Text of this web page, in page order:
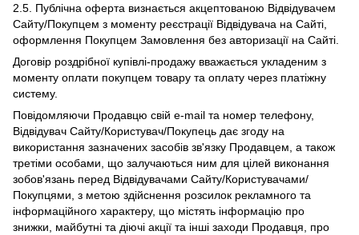
2.5. Публічна оферта визнається акцептованою Відвідувачем
Сайту/Покупцем з моменту реєстрації Відвідувача на Сайті,
оформлення Покупцем Замовлення без авторизації на Сайті.
Договір роздрібної купівлі-продажу вважається укладеним з
моменту оплати покупцем товару та оплату через платіжну
систему.
Повідомляючи Продавцю свій e-mail та номер телефону,
Відвідувач Сайту/Користувач/Покупець дає згоду на
використання зазначених засобів зв'язку Продавцем, а також
третіми особами, що залучаються ним для цілей виконання
зобов'язань перед Відвідувачами Сайту/Користувачами/
Покупцями, з метою здійснення розсилок рекламного та
інформаційного характеру, що містять інформацію про
знижки, майбутні та діючі акції та інші заходи Продавця, про